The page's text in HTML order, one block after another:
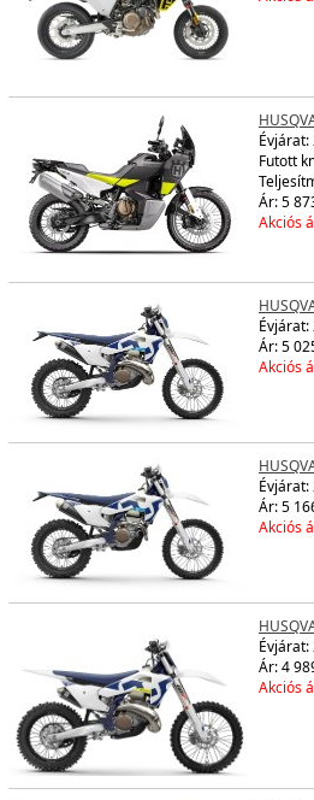
Évjárat:
Futott
Ár: 5
Akciós
Évjárat:
Ár: 5
Akciós
Évjárat:
Ár: 5
Akciós
Évjárat:
Ár: 4
Akciós